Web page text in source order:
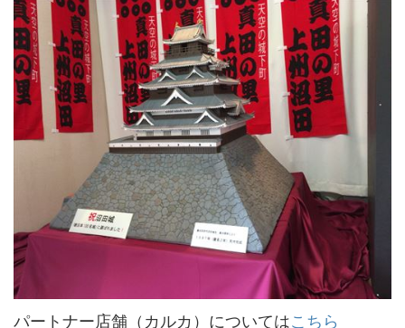
パートナー店舗（カルカ）についてはこちら